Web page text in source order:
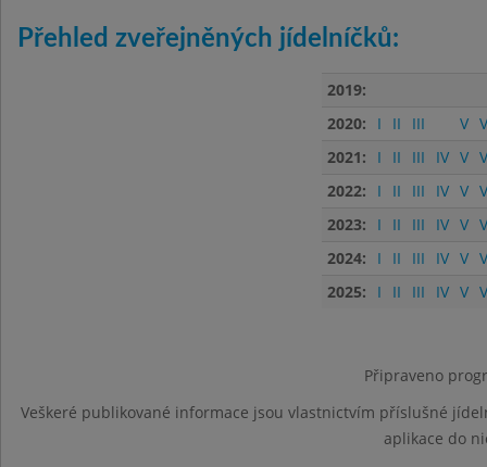
Přehled zveřejněných jídelníčků:
2019:
2020:
I II III V
2021:
I II III IV V
2022:
I II III IV V
2023:
I II III IV V
2024:
I II III IV V
2025:
I II III IV V
Připraveno
Veškeré publikované informace jsou vlastnictvím příslušné
aplikace do